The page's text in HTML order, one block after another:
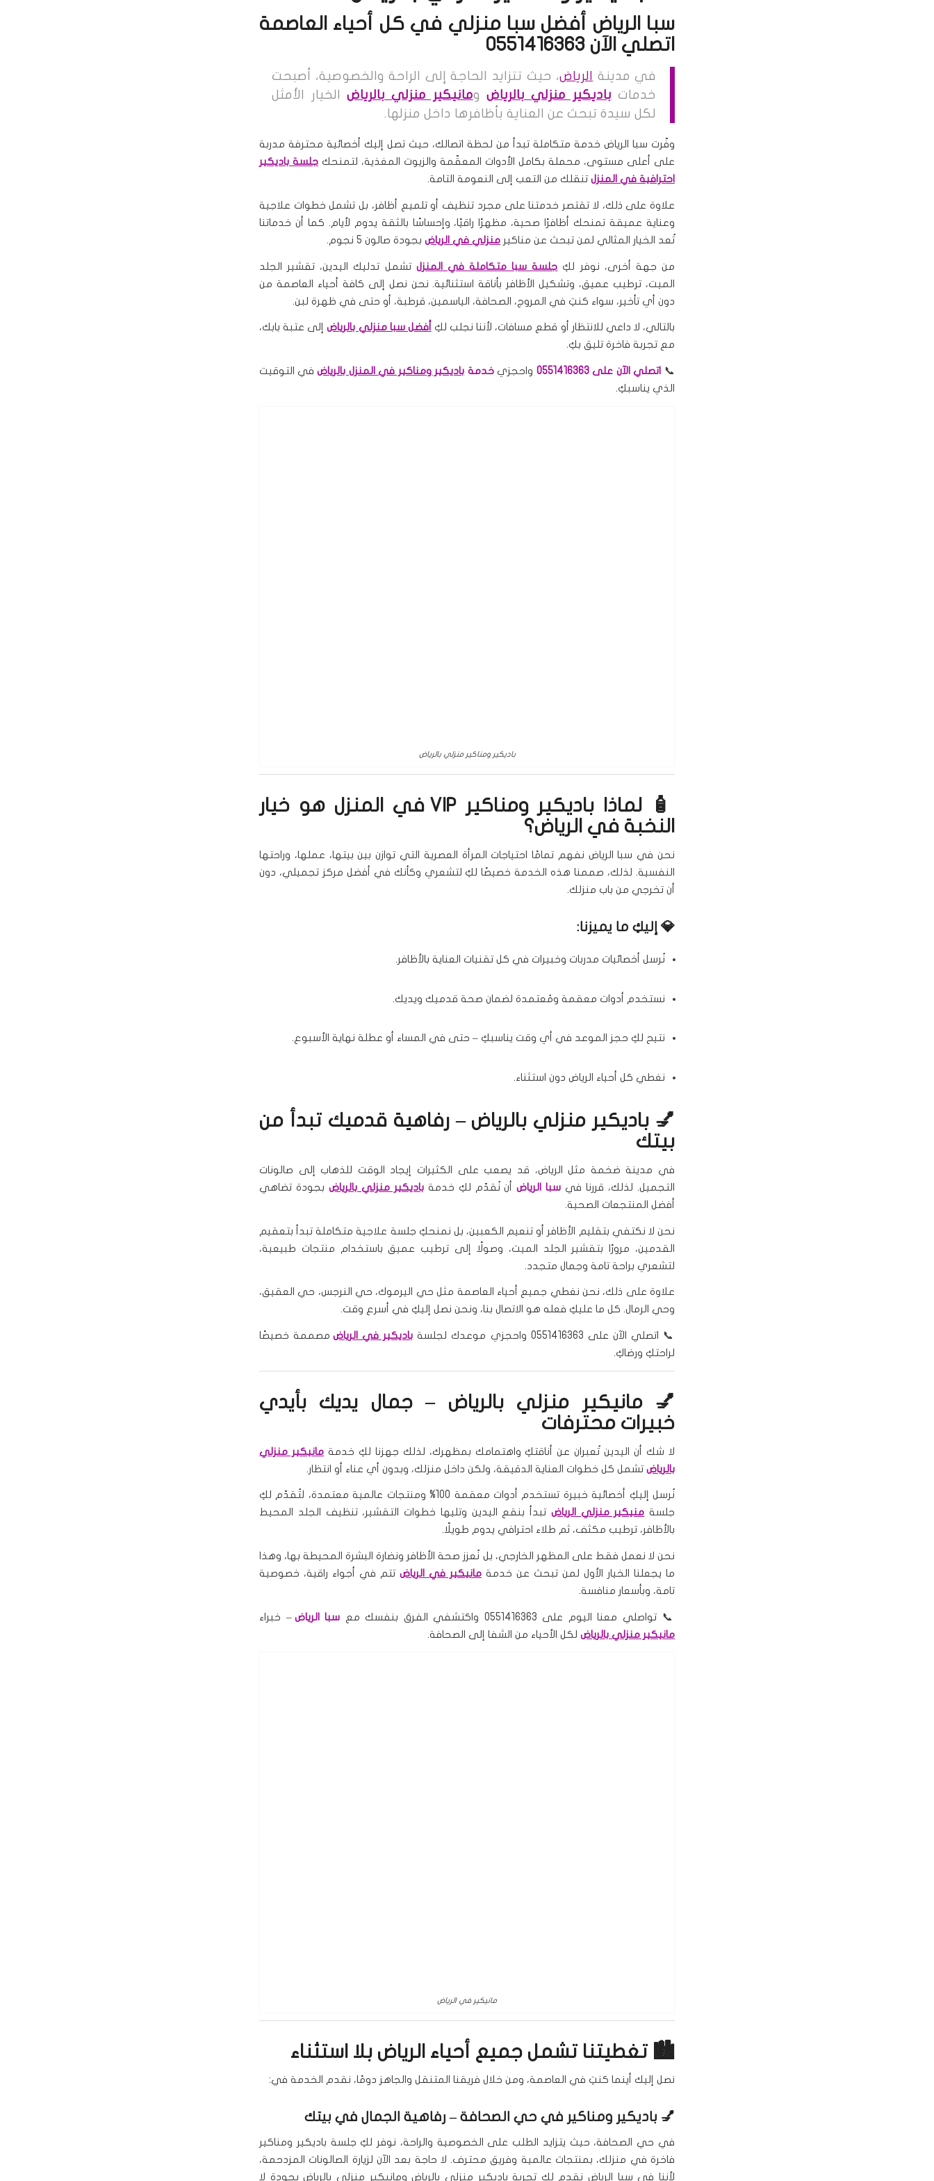
سبا الرياض أفضل سبا منزلي في كل أحياء العاصمة
اتصلي الآن 0551416363
في مدينة الرياض، حيث تتزايد الحاجة إلى الراحة والخصوصية، أصبحت
خدمات باديكير منزلي بالرياضومانيكير منزلي بالرياضالخيار الأمثل
لكل سيدة تبحث عن العناية بأظافرها داخل منزلها.
وفّرت سبا الرياض خدمة متكاملة تبدأ من لحظة اتصالك، حيث تصل إليك أخصائية محترفة مدربة
على أعلى مستوى، محملة بكامل الأدوات المعقّمة والزيوت المغذية، لتمنحك جلسة باديكير
احترافية في المنزلتنقلك من التعب إلى النعومة التامة.
علاوة على ذلك، لا تقتصر خدمتنا على مجرد تنظيف أو تلميع أظافر، بل تشمل خطوات علاجية
وعناية عميقة تمنحك أظافرًا صحية، مظهرًا راقيًا، وإحساسًا بالثقة يدوم لأيام. كما أن خدماتنا
تُعد الخيار المثالي لمن تبحث عن مناكير منزلي في الرياضبجودة صالون 5 نجوم.
من جهة أخرى، نوفر لكِ جلسة سبا متكاملة في المنزل تشمل تدليك اليدين، تقشير الجلد
الميت، ترطيب عميق، وتشكيل الأظافر بأناقة استثنائية. نحن نصل إلى كافة أحياء العاصمة من
دون أي تأخير، سواء كنتِ في المروج، الصحافة، الياسمين، قرطبة، أو حتى في ظهرة لبن.
بالتالي، لا داعي للانتظار أو قطع مسافات، لأننا نجلب لكِ أفضل سبا منزلي بالرياضإلى عتبة بابك،
مع تجربة فاخرة تليق بكِ.
📞 اتصلي الآن على 0551416363 واحجزيخدمة باديكير ومناكير في المنزل بالرياضفي التوقيت
الذي يناسبكِ.
باديكير ومناكير منزلي بالرياض
🧴 لماذا باديكير ومناكير VIP في المنزل هو خيار
النخبة في الرياض؟
نحن في سبا الرياض نفهم تمامًا احتياجات المرأة العصرية التي توازن بين بيتها، عملها، وراحتها
النفسية. لذلك، صممنا هذه الخدمة خصيصًا لكِ لتشعري وكأنك في أفضل مركز تجميلي، دون
أن تخرجي من باب منزلك.
💎 إليكِ ما يميزنا:
نُرسل أخصائيات مدربات وخبيرات في كل تقنيات العناية بالأظافر.
نستخدم أدوات معقمة ومُعتمدة لضمان صحة قدميك ويديك.
نتيح لكِ حجز الموعد في أي وقت يناسبكِ – حتى في المساء أو عطلة نهاية الأسبوع.
نغطي كل أحياء الرياض دون استثناء.
💅 باديكير منزلي بالرياض – رفاهية قدميك تبدأ من
بيتك
في مدينة ضخمة مثل الرياض، قد يصعب على الكثيرات إيجاد الوقت للذهاب إلى صالونات
التجميل. لذلك، قررنا في سبا الرياضأن نُقدّم لكِ خدمةباديكير منزلي بالرياض بجودة تضاهي
أفضل المنتجعات الصحية.
نحن لا نكتفي بتقليم الأظافر أو تنعيم الكعبين، بل نمنحكِ جلسة علاجية متكاملة تبدأ بتعقيم
القدمين، مرورًا بتقشير الجلد الميت، وصولًا إلى ترطيب عميق باستخدام منتجات طبيعية،
لتشعري براحة تامة وجمال متجدد.
علاوة على ذلك، نحن نغطي جميع أحياء العاصمة مثل حي اليرموك، حي النرجس، حي العقيق،
وحي الرمال. كل ما عليكِ فعله هو الاتصال بنا، ونحن نصل إليكِ في أسرع وقت.
📞 اتصلي الآن على 0551416363 واحجزي موعدك لجلسة باديكير في الرياضمصممة خصيصًا
لراحتكِ ورضاكِ.
💅 مانيكير منزلي بالرياض – جمال يديك بأيدي
خبيرات محترفات
لا شك أن اليدين تُعبران عن أناقتكِ واهتمامك بمظهرك، لذلك جهزنا لكِ خدمةمانيكير منزلي
بالرياضتشمل كل خطوات العناية الدقيقة، ولكن داخل منزلك، وبدون أي عناء أو انتظار.
نُرسل إليكِ أخصائية خبيرة تستخدم أدوات معقمة 100% ومنتجات عالمية معتمدة، لتُقدّم لكِ
جلسة منيكير منزلي الرياض تبدأ بنقع اليدين وتليها خطوات التقشير، تنظيف الجلد المحيط
بالأظافر، ترطيب مكثف، ثم طلاء احترافي يدوم طويلًا.
نحن لا نعمل فقط على المظهر الخارجي، بل نُعزز صحة الأظافر ونضارة البشرة المحيطة بها، وهذا
ما يجعلنا الخيار الأول لمن تبحث عن خدمة مانيكير في الرياضتتم في أجواء راقية، خصوصية
تامة، وبأسعار منافسة.
📞 تواصلي معنا اليوم على 0551416363 واكتشفي الفرق بنفسك مع سبا الرياض – خبراء
مانيكير منزلي بالرياضلكل الأحياء من الشفا إلى الصحافة.
مانيكير في الرياض
🏙️ تغطيتنا تشمل جميع أحياء الرياض بلا استثناء
نصل إليك أينما كنتِ في العاصمة، ومن خلال فريقنا المتنقل والجاهز دومًا، نقدم الخدمة في:
💅 باديكير ومناكير في حي الصحافة– رفاهية الجمال في بيتك
في حي الصحافة، حيث يتزايد الطلب على الخصوصية والراحة، نوفر لكِ جلسة باديكير ومناكير
فاخرة في منزلك، بمنتجات عالمية وفريق محترف. لا حاجة بعد الآن لزيارة الصالونات المزدحمة،
لأننا في سبا الرياض نقدم لكِ تجربة باديكير منزلي بالرياض ومانيكير منزلي بالرياض بجودة لا